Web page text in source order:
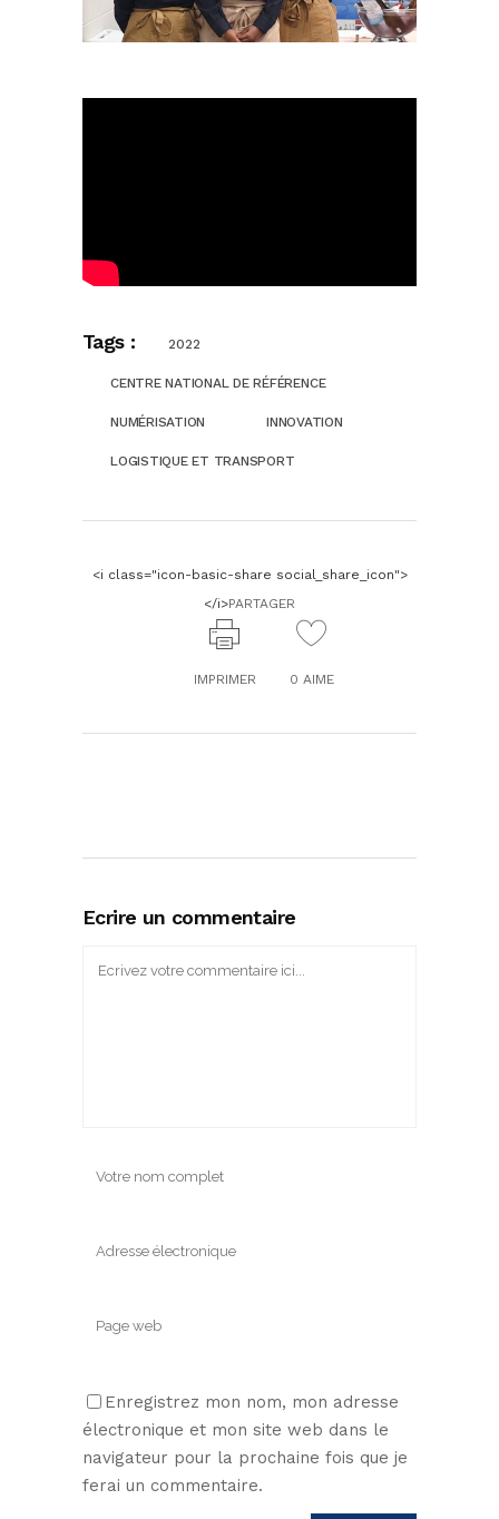
Tags : 2022
CENTRE NATIONAL DE RÉFÉRENCE
NUMÉRISATION INNOVATION
LOGISTIQUE ET TRANSPORT
<i class="icon-basic-share social_share_icon">
</i>PARTAGER
IMPRIMER 0 AIME
Ecrire un commentaire
Enregistrez mon nom, mon adresse
électronique et mon site web dans le
navigateur pour la prochaine fois que je
ferai un commentaire.